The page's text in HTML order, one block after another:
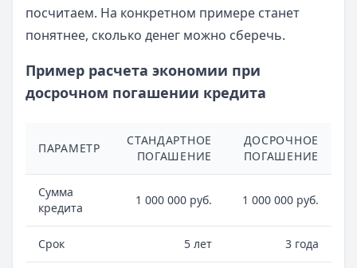
посчитаем. На конкретном примере станет
понятнее, сколько денег можно сберечь.
Пример расчета экономии при
досрочном погашении кредита
ПАРАМЕТР
СТАНДАРТНОЕ
ПОГАШЕНИЕ
ДОСРОЧНОЕ
ПОГАШЕНИЕ
Сумма
кредита
1 000 000 руб. 1 000 000 руб.
Срок 5 лет 3 года